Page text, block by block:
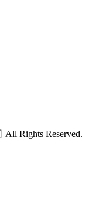
Rights Reserved.